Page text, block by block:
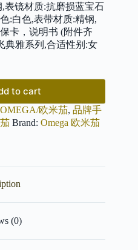
表镜材质:抗磨损蓝宝石
:白色,表带材质:精钢,
卡，说明书 (附件齐
典雅系列,合适性别:女
to cart
OMEGA/欧米茄, 品牌手
Brand: Omega 欧米茄
(0)